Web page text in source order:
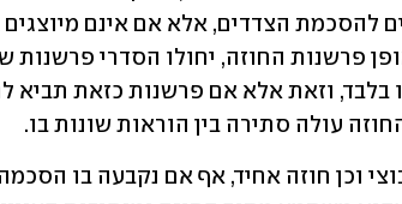
עולה סתירה בין הוראות שונות בו.